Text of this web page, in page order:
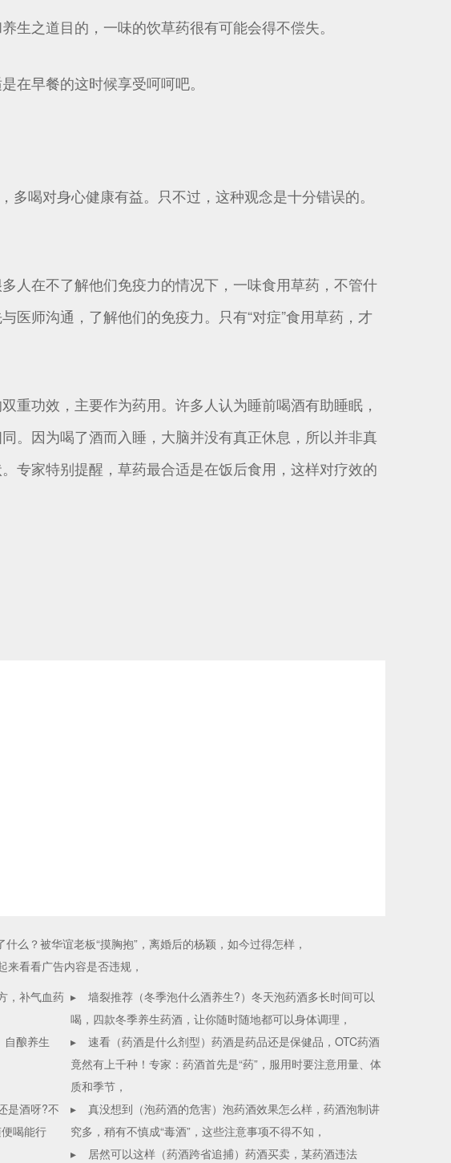
之道目的，一味的饮草药很有可能会得不偿失。
在早餐的这时候享受呵呵吧。
多喝对身心健康有益。只不过，这种观念是十分错误的。
人在不了解他们免疫力的情况下，一味食用草药，不管什
医师沟通，了解他们的免疫力。只有“对症”食用草药，才
重功效，主要作为药用。许多人认为睡前喝酒有助睡眠，
。因为喝了酒而入睡，大脑并没有真正休息，所以并非真
专家特别提醒，草药最合适是在饭后食用，这样对疗效的
么？被华谊老板“摸胸抱”，离婚后的杨颖，如今过得怎样，
看看广告内容是否违规，
，补气血药 ▸
墙裂推荐（冬季泡什么酒养生?）冬天泡药酒多长时间可以
喝，四款冬季养生药酒，让你随时随地都可以身体调理，
自酿养生
▸
速看（药酒是什么剂型）药酒是药品还是保健品，OTC药酒
竟然有上千种！专家：药酒首先是“药”，服用时要注意用量、体
质和季节，
是酒呀?不
喝能行
▸
真没想到（泡药酒的危害）泡药酒效果怎么样，药酒泡制讲
究多，稍有不慎成“毒酒”，这些注意事项不得不知，
▸
居然可以这样（药酒跨省追捕）药酒买卖，某药酒违法